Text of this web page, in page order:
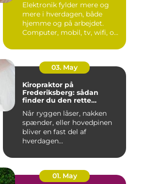
Elektronik fylder mere og
mere i hverdagen, både
hjemme og på arbejdet.
Computer, mobil, tv, wifi, o...
03. May
Kiropraktor på
Frederiksberg: sådan
finder du den rette
Når ryggen låser, nakken
spænder, eller hovedpinen
bliver en fast del af
hverdagen...
01. May